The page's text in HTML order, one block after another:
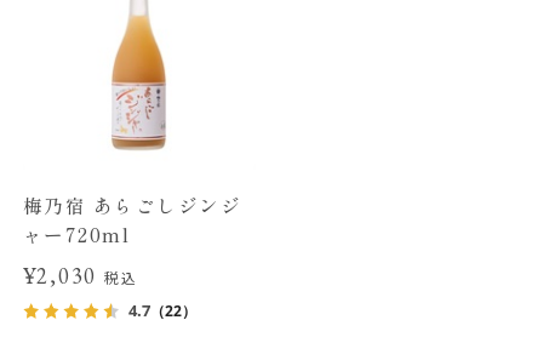
梅乃宿 あらごしジンジ
ャー720ml
¥2,030税込
4.7（22）